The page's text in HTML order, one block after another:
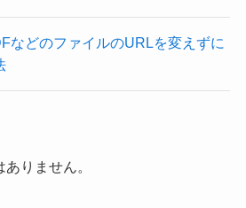
などのファイルのURLを変えずに
りません。